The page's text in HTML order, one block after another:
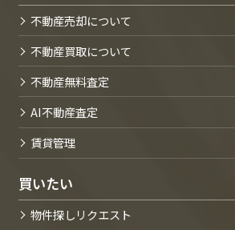
不動産売却について
不動産買取について
不動産無料査定
AI不動産査定
賃貸管理
買いたい
物件探しリクエスト